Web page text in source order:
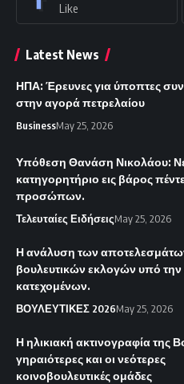
Like
Latest News
ΗΠΑ: Έρευνες για ύποπτες
στην αγορά πετρελαίου
BusinessMay 25, 2026
Υπόθεση Θανάση Νικολάου:
κατηγορητήριο εις βάρος
προσώπων.
Τελευταίες ΕιδήσειςMay 25, 2026
Η ανάλυση των
βουλευτικών εκλογών υπό
κατεχομένων.
ΒΟΥΛΕΥΤΙΚΕΣ 2026May 25, 2026
Η ηλικιακή ακτινογραφία της
γηραιότερες και οι νεότερες
κοινοβουλευτικές ομάδες